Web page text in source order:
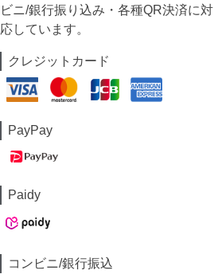
ビニ/銀行振り込み・各種QR決済に対
応しています。
クレジットカード
PayPay
Paidy
コンビニ/銀行振込